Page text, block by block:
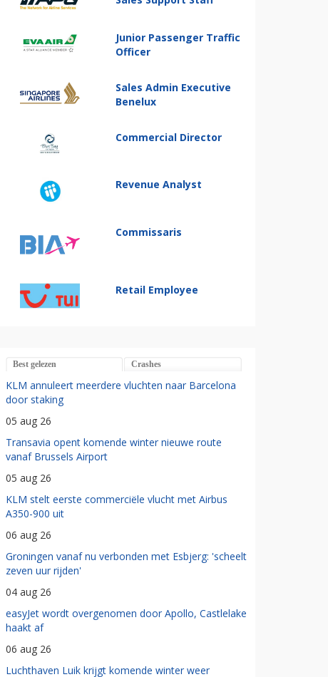
Junior Passenger Traffic
Officer
Sales Admin Executive
Benelux
Commercial Director
Revenue Analyst
Commissaris
Retail Employee
Best gelezen Crashes
KLM annuleert meerdere vluchten naar Barcelona
door staking
05 aug 26
Transavia opent komende winter nieuwe route
vanaf Brussels Airport
05 aug 26
KLM stelt eerste commerciële vlucht met Airbus
A350-900 uit
06 aug 26
Groningen vanaf nu verbonden met Esbjerg: 'scheelt
zeven uur rijden'
04 aug 26
easyJet wordt overgenomen door Apollo, Castlelake
haakt af
06 aug 26
Luchthaven Luik krijgt komende winter weer